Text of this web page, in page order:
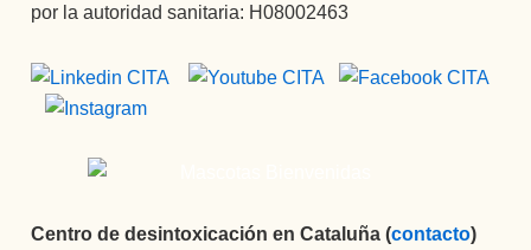
por la autoridad sanitaria: H08002463
Centro de desintoxicación en Cataluña (contacto)